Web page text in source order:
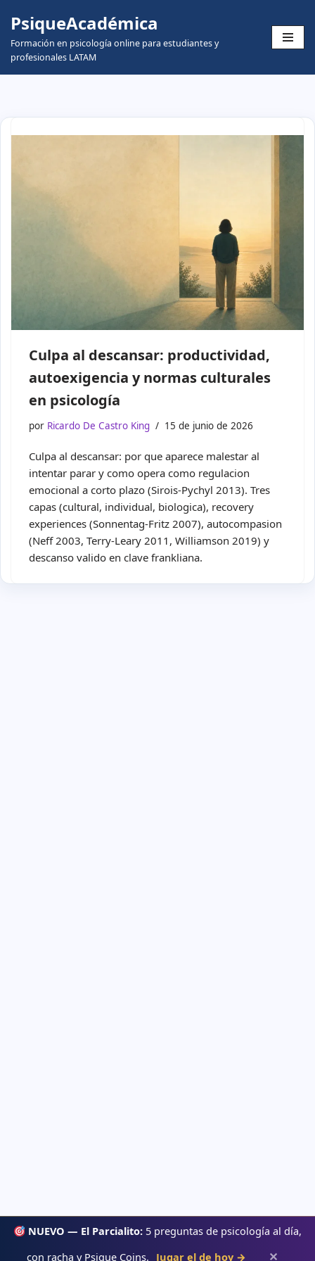
Skip
to
content
PsiqueAcadémica
Formación en psicología online para estudiantes y
profesionales LATAM
Culpa al descansar: productividad,
autoexigencia y normas culturales
en psicología
por Ricardo De Castro King 15 de junio de 2026
Culpa al descansar: por que aparece malestar al
intentar parar y como opera como regulacion
emocional a corto plazo (Sirois-Pychyl 2013). Tres
capas (cultural, individual, biologica), recovery
experiences (Sonnentag-Fritz 2007), autocompasion
(Neff 2003, Terry-Leary 2011, Williamson 2019) y
descanso valido en clave frankliana.
NUEVO — El Parcialito:5 preguntas de psicología al día,
con racha y Psique Coins. Jugar el de hoy → ✕